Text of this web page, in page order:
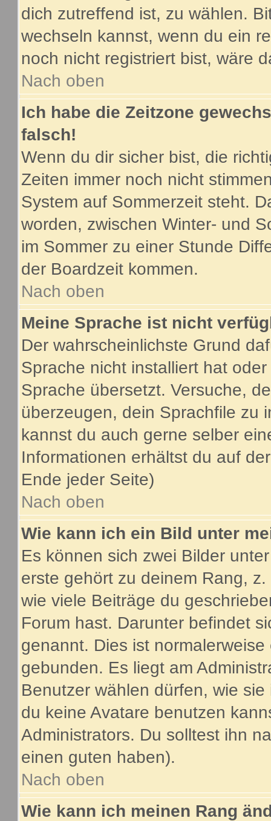
dich zutreffend ist, zu wählen.
wechseln kannst, wenn du ein
noch nicht registriert bist, wäre
Nach oben
Ich habe die Zeitzone
falsch!
Wenn du dir sicher bist, die
Zeiten immer noch nicht
System auf Sommerzeit steht.
worden, zwischen Winter- und
im Sommer zu einer Stunde
der Boardzeit kommen.
Nach oben
Meine Sprache ist nicht
Der wahrscheinlichste Grund
Sprache nicht installiert hat
Sprache übersetzt. Versuche,
überzeugen, dein Sprachfile zu
kannst du auch gerne selber
Informationen erhältst du auf
Ende jeder Seite)
Nach oben
Wie kann ich ein Bild unter
Es können sich zwei Bilder
erste gehört zu deinem Rang,
wie viele Beiträge du
Forum hast. Darunter befindet
genannt. Dies ist
gebunden. Es liegt am
Benutzer wählen dürfen, wie
du keine Avatare benutzen
Administrators. Du solltest ihn
einen guten haben).
Nach oben
Wie kann ich meinen Rang